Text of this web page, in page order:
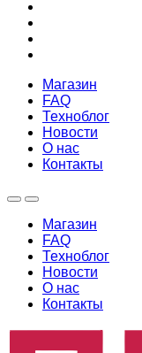
Магазин
FAQ
Техноблог
Новости
О нас
Контакты
Магазин
FAQ
Техноблог
Новости
О нас
Контакты